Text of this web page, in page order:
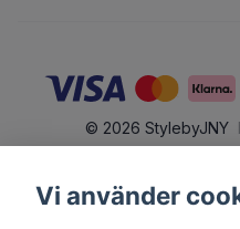
© 2026 StylebyJNY
Vi använder